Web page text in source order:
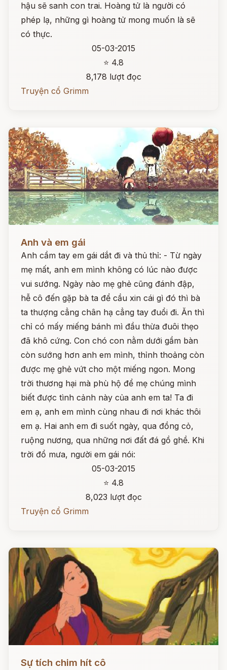
hậu sẽ sanh con trai. Hoàng tử là người có
phép lạ, những gì hoàng tử mong muốn là sẽ
có thực.
05-03-2015
⭐ 4.8
8,178 lượt đọc
Truyện cổ Grimm
Anh và em gái
Anh cầm tay em gái dắt đi và thủ thỉ: - Từ ngày
mẹ mất, anh em mình không có lúc nào được
vui sướng. Ngày nào mẹ ghẻ cũng đánh đập,
hễ cô đến gặp bà ta để cầu xin cái gì đó thì bà
ta thượng cẳng chân hạ cẳng tay đuổi đi. Ăn thì
chỉ có mấy miếng bánh mì đầu thừa đuôi thẹo
đã khô cứng. Con chó con nằm dưới gầm bàn
còn sướng hơn anh em mình, thỉnh thoảng còn
được mẹ ghẻ vứt cho một miếng ngon. Mong
trời thương hại mà phù hộ để mẹ chúng mình
biết được tình cảnh này của anh em ta! Ta đi
em ạ, anh em mình cùng nhau đi nơi khác thôi
em ạ. Hai anh em đi suốt ngày, qua đồng cỏ,
ruộng nương, qua những nơi đất đá gồ ghề. Khi
trời đổ mưa, người em gái nói:
05-03-2015
⭐ 4.8
8,023 lượt đọc
Truyện cổ Grimm
Sự tích chim hít cô